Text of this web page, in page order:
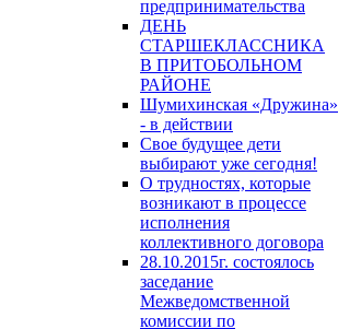
предпринимательства
ДЕНЬ
СТАРШЕКЛАССНИКА
В ПРИТОБОЛЬНОМ
РАЙОНЕ
Шумихинская «Дружина»
- в действии
Свое будущее дети
выбирают уже сегодня!
О трудностях, которые
возникают в процессе
исполнения
коллективного договора
28.10.2015г. состоялось
заседание
Межведомственной
комиссии по